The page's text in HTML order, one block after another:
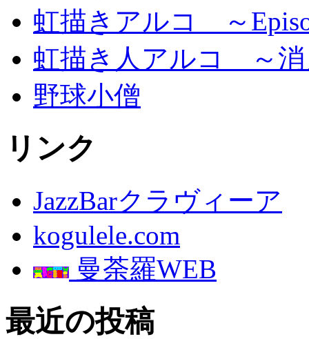
虹描きアルコ ～
虹描き人アルコ ～消
野球小僧
リンク
JazzBarクラヴィーア
kogulele.com
曼荼羅WEB
最近の投稿